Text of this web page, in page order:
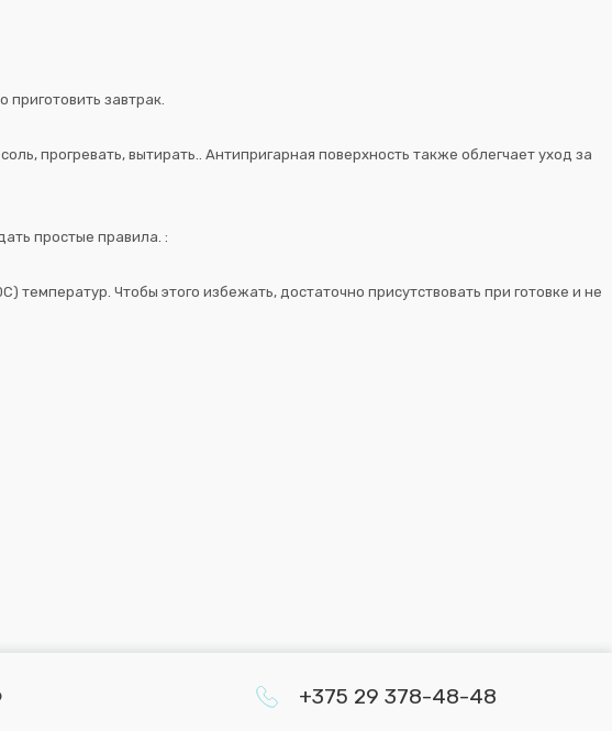
завтрак.
прогревать, вытирать.. Антипригарная поверхность также облегчает уход за
простые правила. :
Чтобы этого избежать, достаточно присутствовать при готовке и не
+375 29 378-48-48